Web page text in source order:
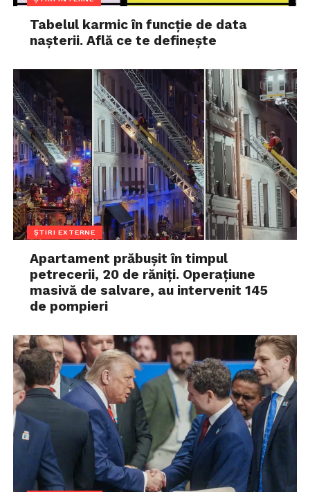
Tabelul karmic în funcție de data
nașterii. Află ce te definește
ȘTIRI EXTERNE
Apartament prăbușit în timpul
petrecerii, 20 de răniți. Operațiune
masivă de salvare, au intervenit 145
de pompieri